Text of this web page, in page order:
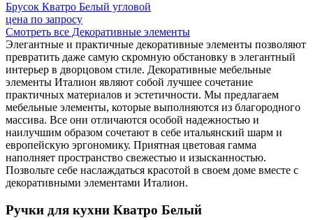
Брусок Кватро Белый угловой
цена по запросу
Смотреть все Декоративные элементы
Элегантные и практичные декоративные элементы позволяют
превратить даже самую скромную обстановку в элегантный
интерьер в дворцовом стиле. Декоративные мебельные
элементы Италион являют собой лучшее сочетание
практичных материалов и эстетичности. Мы предлагаем
мебельные элементы, которые выполняются из благородного
массива. Все они отличаются особой надежностью и
наилучшим образом сочетают в себе итальянский шарм и
европейскую эргономику. Приятная цветовая гамма
наполняет пространство свежестью и изысканностью.
Позвольте себе наслаждаться красотой в своем доме вместе с
декоративными элементами Италион.
Ручки для кухни Кватро Белый